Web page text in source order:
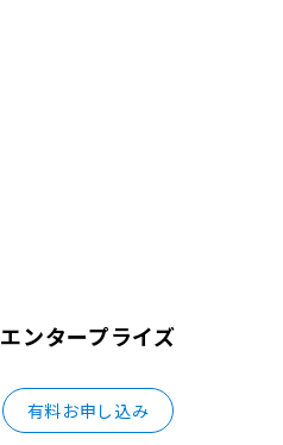
エンタープライズ
有料お申し込み